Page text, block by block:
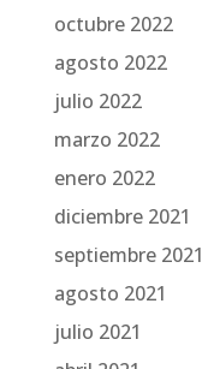
octubre 2022
agosto 2022
julio 2022
marzo 2022
enero 2022
diciembre 2021
septiembre 2021
agosto 2021
julio 2021